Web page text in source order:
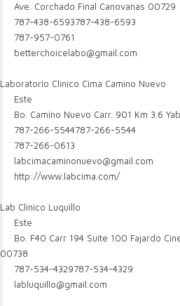
Ave. Corchado Final Canovanas 00729
787-438-6593787-438-6593
787-957-0761
betterchoicelabo@gmail.com
Laboratorio Clinico Cima Camino Nuevo
Este
Bo. Camino Nuevo Carr. 901 Km 3.6
787-266-5544787-266-5544
787-266-0613
labcimacaminonuevo@gmail.com
http://www.labcima.com/
Lab Clinico Luquillo
Este
Bo. F40 Carr 194 Suite 100 Fajardo
00738
787-534-4329787-534-4329
labluquillo@gmail.com